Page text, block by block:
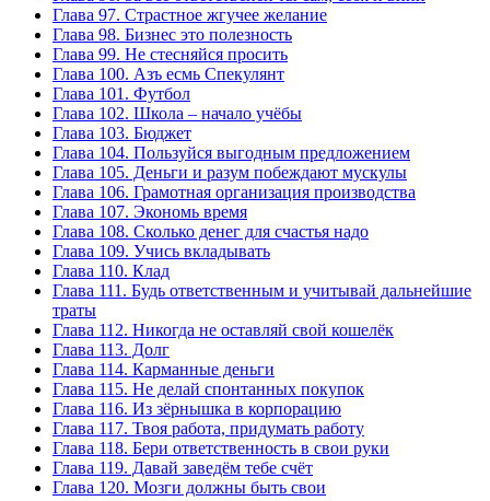
Глава 97. Страстное жгучее желание
Глава 98. Бизнес это полезность
Глава 99. Не стесняйся просить
Глава 100. Азъ есмь Спекулянт
Глава 101. Футбол
Глава 102. Школа – начало учёбы
Глава 103. Бюджет
Глава 104. Пользуйся выгодным предложением
Глава 105. Деньги и разум побеждают мускулы
Глава 106. Грамотная организация производства
Глава 107. Экономь время
Глава 108. Сколько денег для счастья надо
Глава 109. Учись вкладывать
Глава 110. Клад
Глава 111. Будь ответственным и учитывай дальнейшие
траты
Глава 112. Никогда не оставляй свой кошелёк
Глава 113. Долг
Глава 114. Карманные деньги
Глава 115. Не делай спонтанных покупок
Глава 116. Из зёрнышка в корпорацию
Глава 117. Твоя работа, придумать работу
Глава 118. Бери ответственность в свои руки
Глава 119. Давай заведём тебе счёт
Глава 120. Мозги должны быть свои